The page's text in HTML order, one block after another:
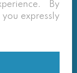
dat niet meer
op onze eigen
prijzen
By
expressly